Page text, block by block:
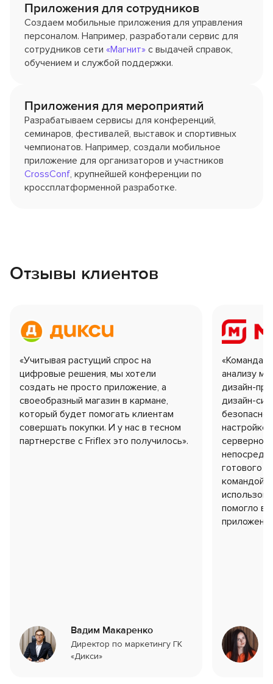
Приложения для сотрудников
Создаем мобильные приложения для управления
персоналом. Например, разработали сервис для
сотрудников сети «Магнит» с выдачей справок,
обучением и службой поддержки.
Приложения для мероприятий
Разрабатываем сервисы для конференций,
семинаров, фестивалей, выставок и спортивных
чемпионатов. Например, создали мобильное
приложение для организаторов и участников
CrossConf, крупнейшей конференции по
кроссплатформенной разработке.
Отзывы клиентов
«Учитывая растущий спрос на
цифровые решения, мы хотели
создать не просто приложение, а
своеобразный магазин в кармане,
который будет помогать клиентам
совершать покупки. И у нас в тесном
партнерстве с Friflex это получилось».
Вадим Макаренко
Директор по маркетингу ГК
«Дикси»
«Команда
анализу
дизайн-
дизайн-
настройке
серверной
готового
командой
помогло в